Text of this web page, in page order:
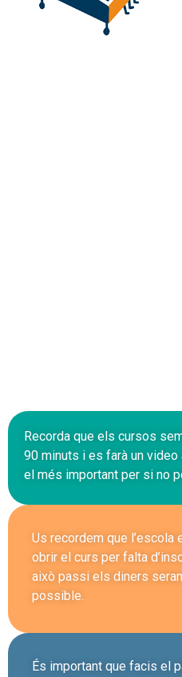
Recorda que els cursos
90 minuts i es farà un
el més important per si no
Us recordem que l’escola
obrir el curs per falta
això passi els diners
possible.
És important que facis el